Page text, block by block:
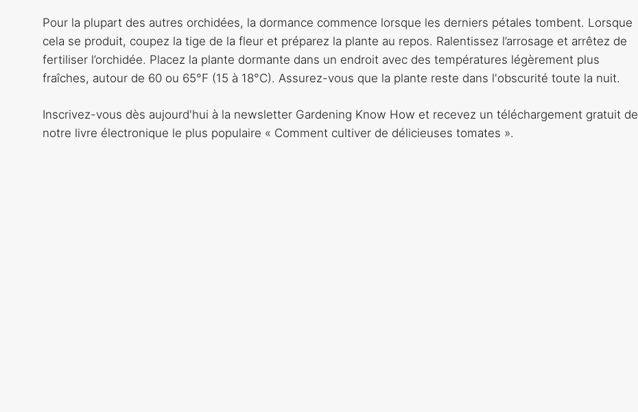
Pour la plupart des autres orchidées, la dormance commence lorsque les derniers pétales tombent. Lorsque
cela se produit, coupez la tige de la fleur et préparez la plante au repos. Ralentissez l’arrosage et arrêtez de
fertiliser l’orchidée. Placez la plante dormante dans un endroit avec des températures légèrement plus
fraîches, autour de 60 ou 65°F (15 à 18°C). Assurez-vous que la plante reste dans l'obscurité toute la nuit.
Inscrivez-vous dès aujourd'hui à la newsletter Gardening Know How et recevez un téléchargement gratuit de
notre livre électronique le plus populaire « Comment cultiver de délicieuses tomates ».